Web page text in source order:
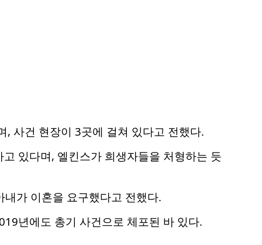
사건 현장이 3곳에 걸쳐 있다고 전했다.
있다며, 엘킨스가 희생자들을 처형하는 듯
가 이혼을 요구했다고 전했다.
년에도 총기 사건으로 체포된 바 있다.